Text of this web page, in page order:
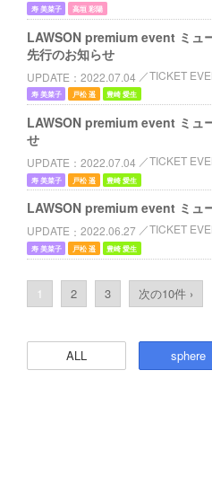
寿 美菜子 高垣 彩陽
LAWSON premium event ミュ
先行のお知らせ
UPDATE 2022.07.04 TICKET
寿 美菜子 戸松 遥 豊崎 愛生
LAWSON premium event ミュ
せ
UPDATE 2022.07.04 TICKET
寿 美菜子 戸松 遥 豊崎 愛生
LAWSON premium event ミュ
UPDATE 2022.06.27 TICKET
寿 美菜子 戸松 遥 豊崎 愛生
1 2 3 次の10件 ›
ALL sphere